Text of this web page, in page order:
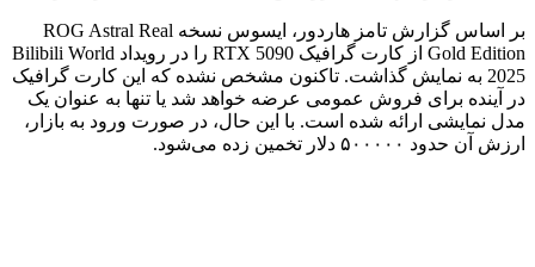
بر اساس گزارش تامز هاردور، ایسوس نسخه ROG Astral Real
Gold Edition از کارت گرافیک RTX 5090 را در رویداد Bilibili World
2025 به نمایش گذاشت. تاکنون مشخص نشده که این کارت گرافیک
در آینده برای فروش عمومی عرضه خواهد شد یا تنها به عنوان یک
مدل نمایشی ارائه شده است. با این حال، در صورت ورود به بازار،
ارزش آن حدود ۵۰۰۰۰۰ دلار تخمین زده می‌شود.